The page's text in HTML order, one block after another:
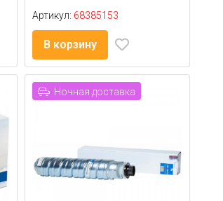
Артикул: 68385153
В корзину
Ночная доставка